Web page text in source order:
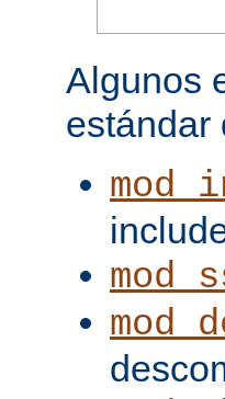
Algunos
estándar